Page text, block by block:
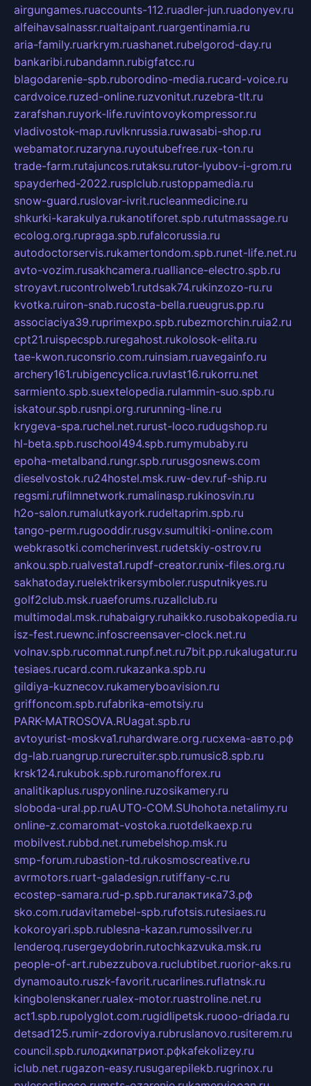
airgungames.ruaccounts-112.ruadler-jun.ruadonyev.ru
alfeihavsalnassr.rualtaipant.ruargentinamia.ru
aria-family.ruarkrym.ruashanet.rubelgorod-day.ru
bankaribi.rubandamn.rubigfatcc.ru
blagodarenie-spb.ruborodino-media.rucard-voice.ru
cardvoice.ruzed-online.ruzvonitut.ruzebra-tlt.ru
zarafshan.ruyork-life.ruvintovoykompressor.ru
vladivostok-map.ruvlknrussia.ruwasabi-shop.ru
webamator.ruzaryna.ruyoutubefree.rux-ton.ru
trade-farm.rutajuncos.rutaksu.rutor-lyubov-i-grom.ru
spayderhed-2022.rusplclub.rustoppamedia.ru
snow-guard.ruslovar-ivrit.rucleanmedicine.ru
shkurki-karakulya.rukanotiforet.spb.rututmassage.ru
ecolog.org.rupraga.spb.rufalcorussia.ru
autodoctorservis.rukamertondom.spb.runet-life.net.ru
avto-vozim.rusakhcamera.rualliance-electro.spb.ru
stroyavt.rucontrolweb1.rutdsak74.rukinzozo-ru.ru
kvotka.ruiron-snab.rucosta-bella.rueugrus.pp.ru
associaciya39.ruprimexpo.spb.rubezmorchin.ruia2.ru
cpt21.ruispecspb.ruregahost.rukolosok-elita.ru
tae-kwon.ruconsrio.com.ruinsiam.ruavegainfo.ru
archery161.rubigencyclica.ruvlast16.rukorru.net
sarmiento.spb.suextelopedia.rulammin-suo.spb.ru
iskatour.spb.rusnpi.org.rurunning-line.ru
krygeva-spa.ruchel.net.rurust-loco.rudugshop.ru
hl-beta.spb.ruschool494.spb.rumymubaby.ru
epoha-metalband.rungr.spb.rurusgosnews.com
dieselvostok.ru24hostel.msk.ruw-dev.ruf-ship.ru
regsmi.rufilmnetwork.rumalinasp.rukinosvin.ru
h2o-salon.rumalutkayork.rudeltaprim.spb.ru
tango-perm.rugooddir.rusgv.sumultiki-online.com
webkrasotki.comcherinvest.rudetskiy-ostrov.ru
ankou.spb.rualvesta1.rupdf-creator.runix-files.org.ru
sakhatoday.ruelektrikersymboler.rusputnikyes.ru
golf2club.msk.ruaeforums.ruzallclub.ru
multimodal.msk.ruhabaigry.ruhaikko.rusobakopedia.ru
isz-fest.ruewnc.infoscreensaver-clock.net.ru
volnav.spb.rucomnat.runpf.net.ru7bit.pp.rukalugatur.ru
tesiaes.rucard.com.rukazanka.spb.ru
gildiya-kuznecov.rukameryboavision.ru
griffoncom.spb.rufabrika-emotsiy.ru
PARK-MATROSOVA.RUagat.spb.ru
avtoyurist-moskva1.ruhardware.org.ruсхема-авто.рф
dg-lab.ruangrup.rurecruiter.spb.rumusic8.spb.ru
krsk124.rukubok.spb.ruromanofforex.ru
analitikaplus.ruspyonline.ruzosikamery.ru
sloboda-ural.pp.ruAUTO-COM.SUhohota.netalimy.ru
online-z.comaromat-vostoka.ruotdelkaexp.ru
mobilvest.rubbd.net.rumebelshop.msk.ru
smp-forum.rubastion-td.rukosmoscreative.ru
avrmotors.ruart-galadesign.rutiffany-c.ru
ecostep-samara.rud-p.spb.ruгалактика73.рф
sko.com.rudavitamebel-spb.rufotsis.rutesiaes.ru
kokoroyari.spb.rublesna-kazan.rumossilver.ru
lenderoq.rusergeydobrin.rutochkazvuka.msk.ru
people-of-art.rubezzubova.ruclubtibet.ruorior-aks.ru
dynamoauto.ruszk-favorit.rucarlines.ruflatnsk.ru
kingbolenskaner.rualex-motor.ruastroline.net.ru
act1.spb.rupolyglot.com.rugidlipetsk.ruooo-driada.ru
detsad125.rumir-zdoroviya.rubruslanovo.rusiterem.ru
council.spb.ruлодкипатриот.рфkafekolizey.ru
iclub.net.rugazon-easy.rusugarepilekb.rugrinox.ru